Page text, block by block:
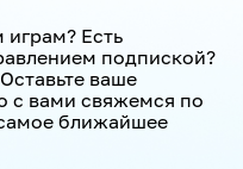
Есть
подпиской?
ваше
с вами свяжемся по
ближайшее